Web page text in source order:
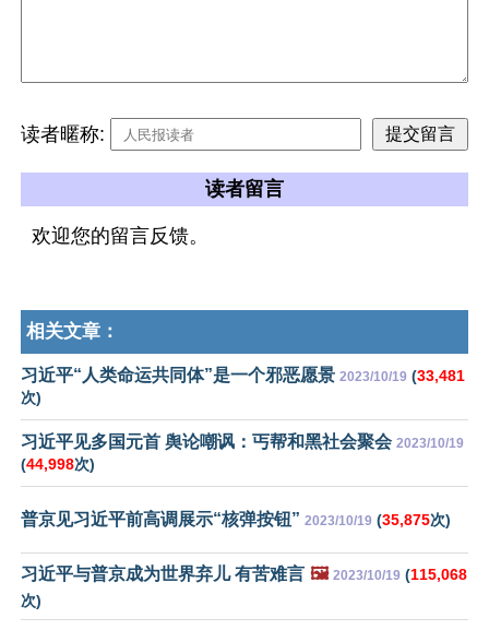
读者暱称:
读者留言
欢迎您的留言反馈。
相关文章：
习近平“人类命运共同体”是一个邪恶愿景 2023/10/19 (33,481
次)
习近平见多国元首 舆论嘲讽：丐帮和黑社会聚会 2023/10/19
(44,998次)
普京见习近平前高调展示“核弹按钮” 2023/10/19 (35,875次)
习近平与普京成为世界弃儿 有苦难言 🖼️ 2023/10/19 (115,068
次)